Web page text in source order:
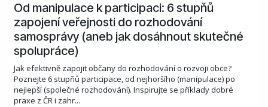
Od manipulace k participaci: 6 stupňů
zapojení veřejnosti do rozhodování
samosprávy (aneb jak dosáhnout skutečné
spolupráce)
Jak efektivně zapojit občany do rozhodování o rozvoji obce?
Poznejte 6 stupňů participace, od nejhoršího (manipulace) po
nejlepší (společné rozhodování). Inspirujte se příklady dobré
praxe z ČR i zahr...